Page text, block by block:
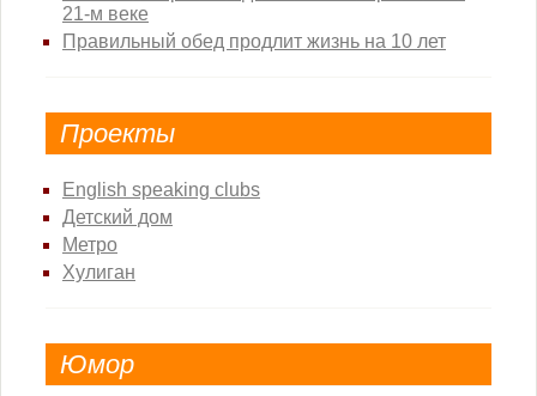
21-м веке
Правильный обед продлит жизнь на 10 лет
Проекты
English speaking clubs
Детский дом
Метро
Хулиган
Юмор